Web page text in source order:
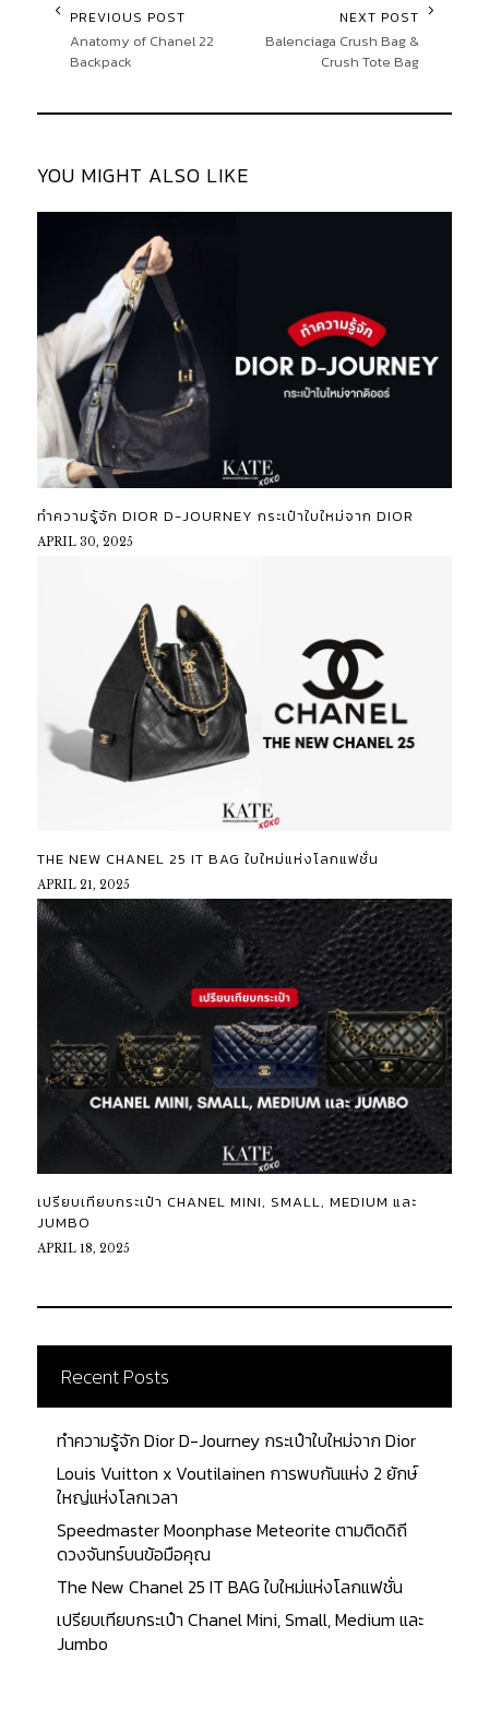
PREVIOUS POST
Anatomy of Chanel 22
Backpack
NEXT POST
Balenciaga Crush Bag &
Crush Tote Bag
YOU MIGHT ALSO LIKE
ทำความรู้จัก DIOR D-JOURNEY กระเป๋าใบใหม่จาก DIOR
APRIL 30, 2025
THE NEW CHANEL 25 IT BAG ใบใหม่แห่งโลกแฟชั่น
APRIL 21, 2025
เปรียบเทียบกระเป๋า CHANEL MINI, SMALL, MEDIUM และ
JUMBO
APRIL 18, 2025
Recent Posts
ทำความรู้จัก Dior D-Journey กระเป๋าใบใหม่จาก Dior
Louis Vuitton x Voutilainen การพบกันแห่ง 2 ยักษ์
ใหญ่แห่งโลกเวลา
Speedmaster Moonphase Meteorite ตามติดดิถี
ดวงจันทร์บนข้อมือคุณ
The New Chanel 25 IT BAG ใบใหม่แห่งโลกแฟชั่น
เปรียบเทียบกระเป๋า Chanel Mini, Small, Medium และ
Jumbo